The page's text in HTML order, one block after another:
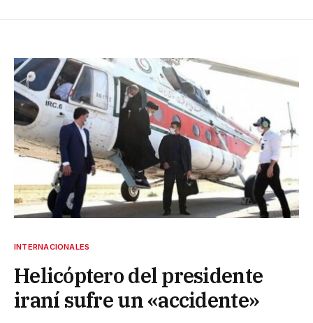
INTERNACIONALES
Helicóptero del presidente
iraní sufre un «accidente»